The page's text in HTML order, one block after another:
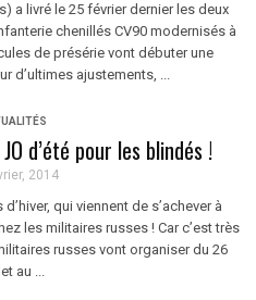
a livré le 25 février dernier les deux
chenillés CV90 modernisés à
de présérie vont débuter une
d’ultimes ajustements, ...
d’été pour les blindés !
2014
qui viennent de s’achever à
les militaires russes ! Car c’est très
russes vont organiser du 26
au ...